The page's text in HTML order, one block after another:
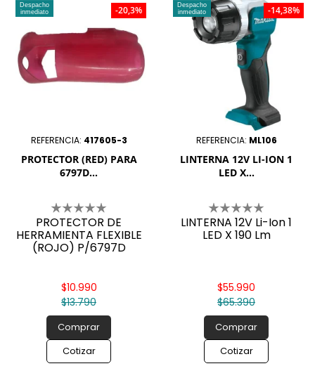
Despacho
inmediato
REFERENCIA: 417605-3
PROTECTOR (RED) PARA
6797D...
PROTECTOR DE
HERRAMIENTA FLEXIBLE
(ROJO) P/6797D
$13.790
$10.990
Comprar
Cotizar
-20,3%
Despacho
inmediato
REFERENCIA: ML106
LINTERNA 12V LI-ION 1
LED X...
LINTERNA 12V Li-Ion 1
LED X 190 Lm
$65.390
$55.990
Comprar
Cotizar
-14,38%